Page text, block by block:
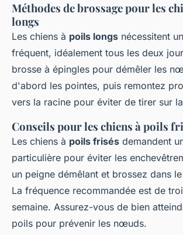
Méthodes de brossage pour les
longs
Les chiens à poils longs nécessitent
fréquent, idéalement tous les deux
brosse à épingles pour démêler les
d'abord les pointes, puis remontez
vers la racine pour éviter de tirer sur
Conseils pour les chiens à poils
Les chiens à poils frisés demandent
particulière pour éviter les
un peigne démêlant et brossez dans
La fréquence recommandée est de
semaine. Assurez-vous de bien
poils pour prévenir les nœuds.